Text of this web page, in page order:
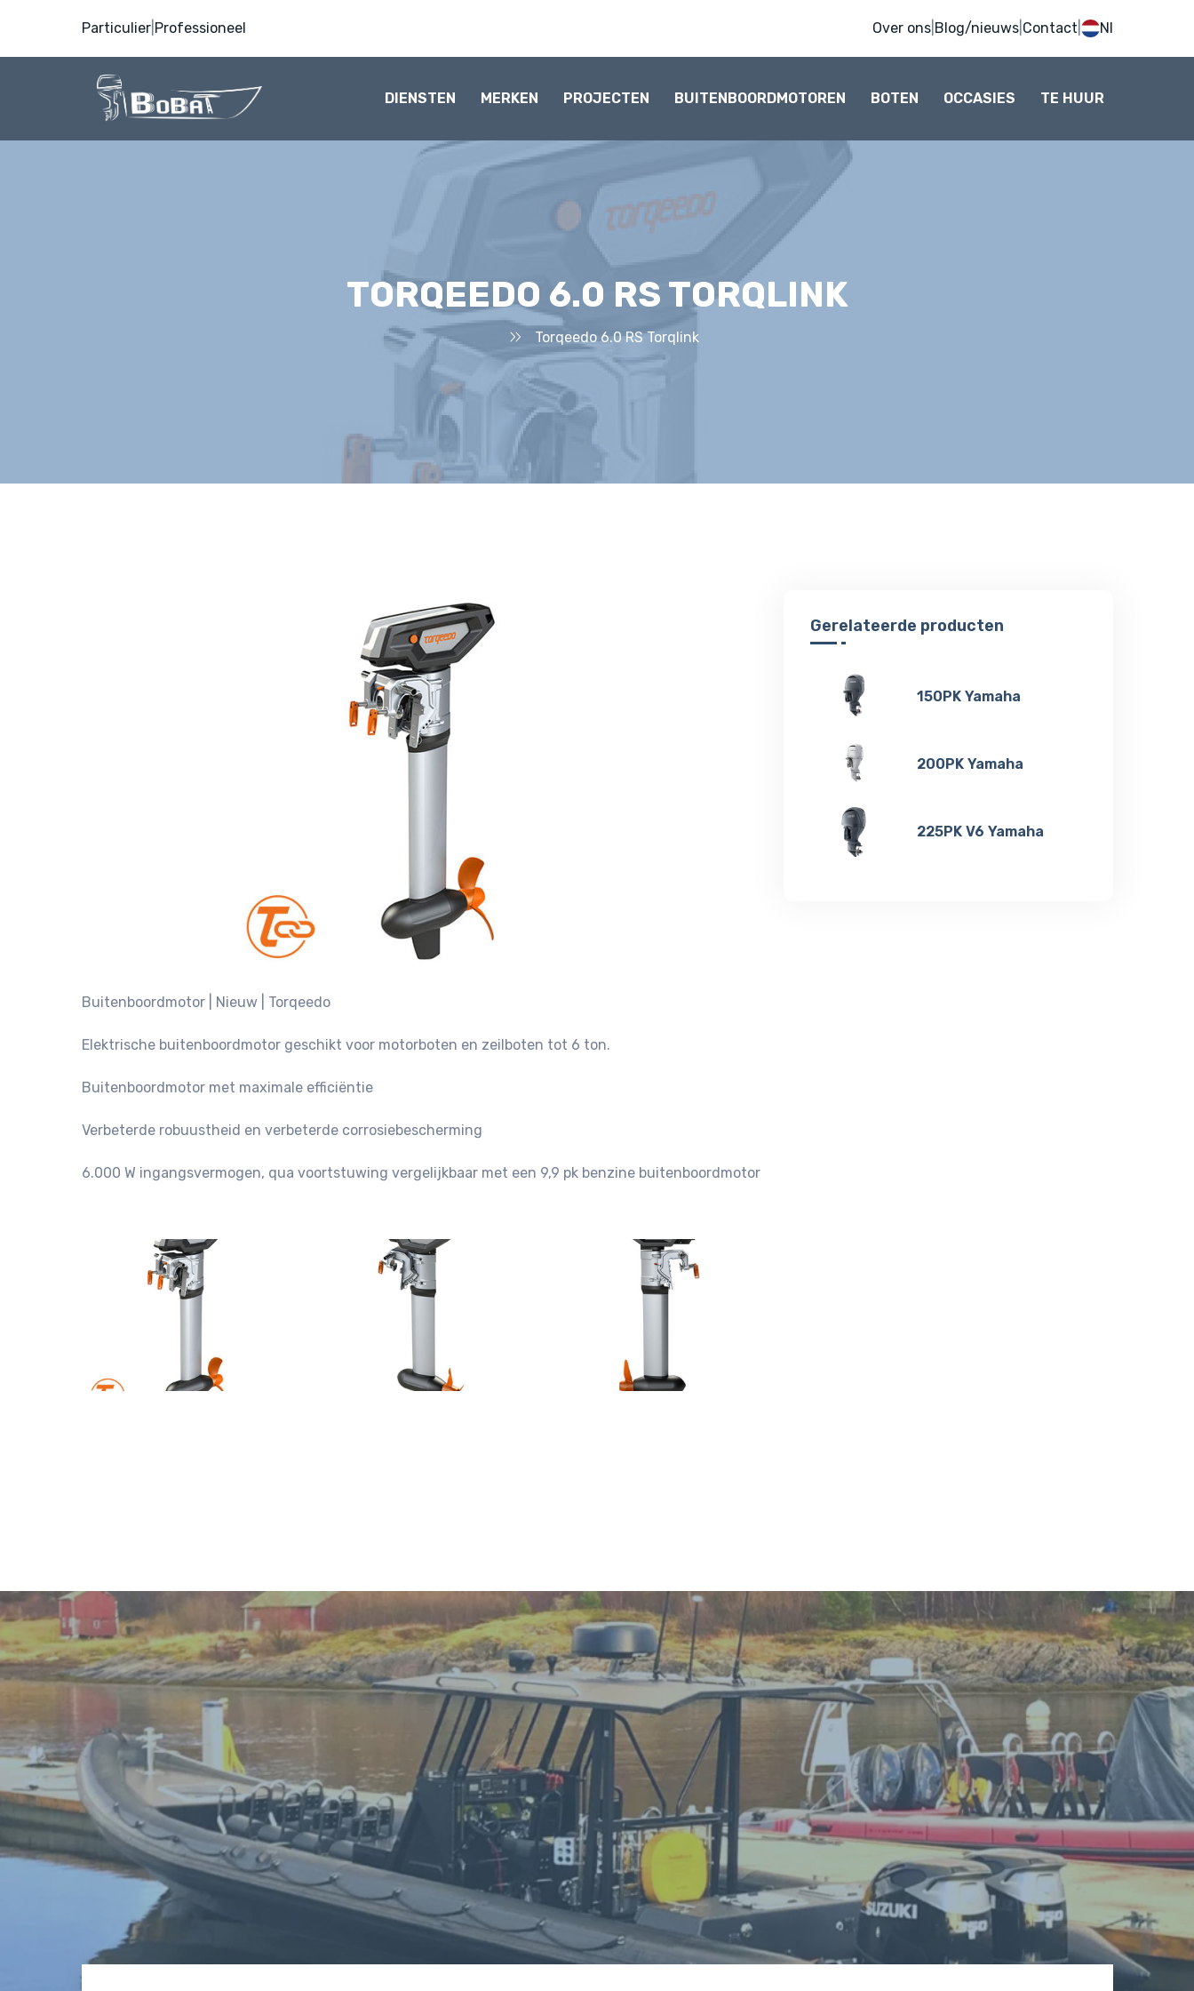
Particulier| Professioneel Over ons| Blog/nieuws| Contact Nl
DIENSTEN MERKEN PROJECTEN BUITENBOORDMOTOREN BOTEN OCCASIES TE HUUR
TORQEEDO 6.0 RS TORQLINK
Torqeedo 6.0 RS Torqlink
Buitenboordmotor | Nieuw | Torqeedo
Elektrische buitenboordmotor geschikt voor motorboten en zeilboten tot 6 ton.
Buitenboordmotor met maximale efficiëntie
Verbeterde robuustheid en verbeterde corrosiebescherming
6.000 W ingangsvermogen, qua voortstuwing vergelijkbaar met een 9,9 pk benzine buitenboordmotor
Gerelateerde producten
150PK Yamaha
200PK Yamaha
225PK V6 Yamaha